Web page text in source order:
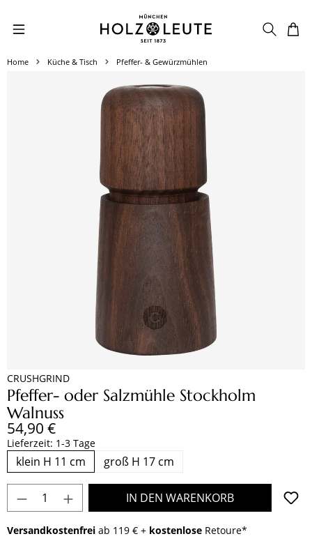
Zum Hauptinhalt springen
Home Küche & Tisch Pfeffer- & Gewürzmühlen
CRUSHGRIND
Pfeffer- oder Salzmühle Stockholm
Walnuss
Regulärer Preis:
54,90 €
Lieferzeit: 1-3 Tage
klein H 11 cm groß H 17 cm
Produkt Anzahl: Gib den gewünschten
IN DEN WARENKORB
Versandkostenfrei ab 119 € + kostenlose Retoure*